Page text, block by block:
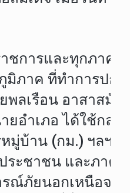
ชการและทุกภาค
ภาค ที่ทำการปกค
ลเรือน อาสาสมัค
ยอำเภอ ได้ใช้กลไ
มู่บ้าน (กม.) ฯลฯ
ระชาชน และภาค
รณ์ภัยนอกเหนือจา